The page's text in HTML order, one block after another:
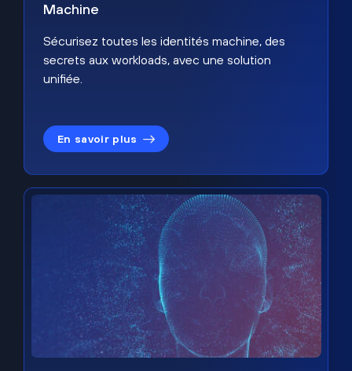
Machine
Sécurisez toutes les identités machine, des
secrets aux workloads, avec une solution
unifiée.
En savoir plus